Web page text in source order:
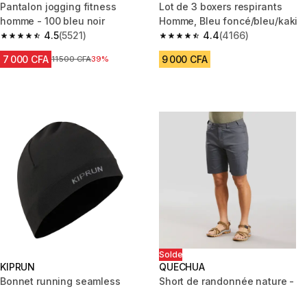
Pantalon jogging fitness
homme - 100 bleu noir
4.5
4.5 out of 5 stars from 5521 reviews
(5521)
7 000 CFA Prix avant réduction
11 500 CFA39%
Lot de 3 boxers respirants
Homme, Bleu foncé/bleu/kaki
4.4
4.4 out of 5 stars from 4166
(4166)
9 000 CFA
KIPRUN
Bonnet running seamless
Solde
QUECHUA
Short de randonnée nature -